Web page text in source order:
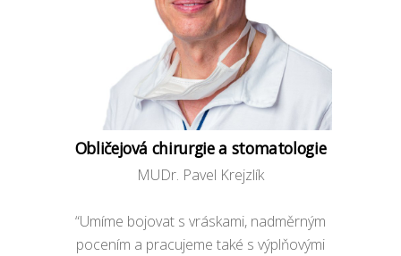
Obličejová chirurgie a stomatologie
MUDr. Pavel Krejzlík
“Umíme bojovat s vráskami, nadměrným
pocením a pracujeme také s výplňovými